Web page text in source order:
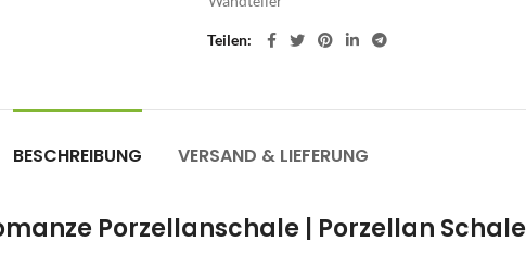
Teilen
BESCHREIBUNG VERSAND & LIEFERUNG
Porzellanschale | Porzellan Schale